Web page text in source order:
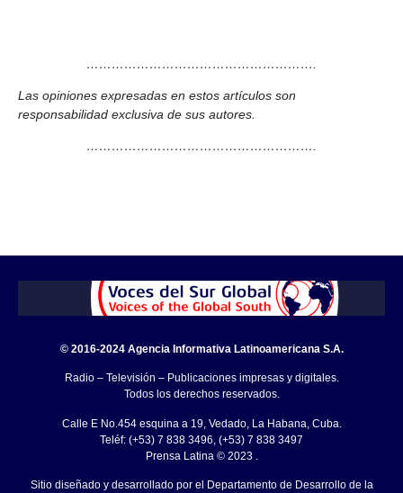
……………………………………………….
Las opiniones expresadas en estos artículos son
responsabilidad exclusiva de sus autores.
……………………………………………….
© 2016-2024 Agencia Informativa Latinoamericana S.A.
Radio – Televisión – Publicaciones impresas y digitales.
Todos los derechos reservados.
Calle E No.454 esquina a 19, Vedado, La Habana, Cuba.
Teléf: (+53) 7 838 3496, (+53) 7 838 3497
Prensa Latina © 2023 .
Sitio diseñado y desarrollado por el Departamento de Desarrollo de la